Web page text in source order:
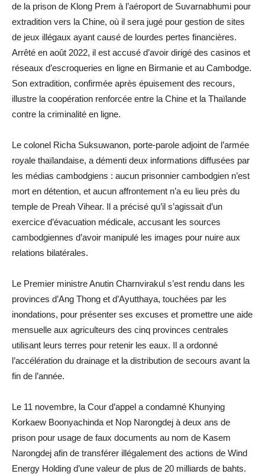
de la prison de Klong Prem à l’aéroport de Suvarnabhumi pour
extradition vers la Chine, où il sera jugé pour gestion de sites
de jeux illégaux ayant causé de lourdes pertes financières.
Arrêté en août 2022, il est accusé d’avoir dirigé des casinos et
réseaux d’escroqueries en ligne en Birmanie et au Cambodge.
Son extradition, confirmée après épuisement des recours,
illustre la coopération renforcée entre la Chine et la Thaïlande
contre la criminalité en ligne.
Le colonel Richa Suksuwanon, porte-parole adjoint de l’armée
royale thaïlandaise, a démenti deux informations diffusées par
les médias cambodgiens : aucun prisonnier cambodgien n’est
mort en détention, et aucun affrontement n’a eu lieu près du
temple de Preah Vihear. Il a précisé qu’il s’agissait d’un
exercice d’évacuation médicale, accusant les sources
cambodgiennes d’avoir manipulé les images pour nuire aux
relations bilatérales.
Le Premier ministre Anutin Charnvirakul s’est rendu dans les
provinces d’Ang Thong et d’Ayutthaya, touchées par les
inondations, pour présenter ses excuses et promettre une aide
mensuelle aux agriculteurs des cinq provinces centrales
utilisant leurs terres pour retenir les eaux. Il a ordonné
l’accélération du drainage et la distribution de secours avant la
fin de l’année.
Le 11 novembre, la Cour d’appel a condamné Khunying
Korkaew Boonyachinda et Nop Narongdej à deux ans de
prison pour usage de faux documents au nom de Kasem
Narongdej afin de transférer illégalement des actions de Wind
Energy Holding d’une valeur de plus de 20 milliards de bahts.